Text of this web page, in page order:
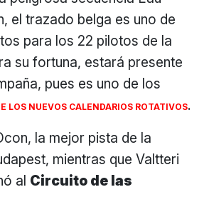
el trazado belga es uno de
para los 22 pilotos de la
su fortuna, estará presente
pues es uno de los
LOS NUEVOS CALENDARIOS ROTATIVOS.
la mejor pista de la
mientras que Valtteri
al Circuito de las